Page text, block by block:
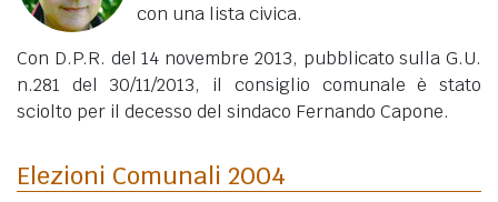
con una lista civica.
Con D.P.R. del 14 novembre 2013, pubblicato sulla G.U.
n.281 del 30/11/2013, il consiglio comunale è stato
sciolto per il decesso del sindaco Fernando Capone.
Elezioni Comunali 2004